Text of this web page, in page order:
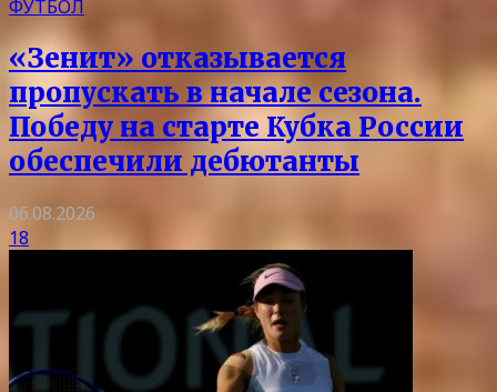
ФУТБОЛ
«Зенит» отказывается
пропускать в начале сезона.
Победу на старте Кубка России
обеспечили дебютанты
06.08.2026
18